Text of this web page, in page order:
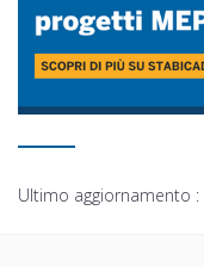
Ultimo aggiornamento :